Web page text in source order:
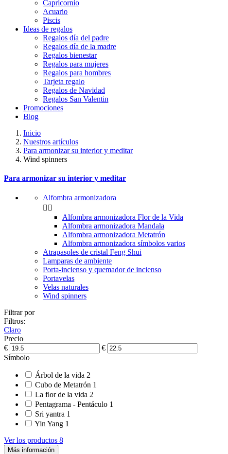
Capricornio
Acuario
Piscis
Ideas de regalos
Regalos día del padre
Regalos día de la madre
Regalos bienestar
Regalos para mujeres
Regalos para hombres
Tarjeta regalo
Regalos de Navidad
Regalos San Valentin
Promociones
Blog
Inicio
Nuestros artículos
Para armonizar su interior y meditar
Wind spinners
Para armonizar su interior y meditar
Alfombra armonizadora
 
Alfombra armonizadora Flor de la Vida
Alfombra armonizadora Mandala
Alfombra armonizadora Metatrón
Alfombra armonizadora símbolos varios
Atrapasoles de cristal Feng Shui
Lamparas de ambiente
Porta-incienso y quemador de incienso
Portavelas
Velas naturales
Wind spinners
Filtrar por
Filtros:
Claro
Precio
€
€
Símbolo
Árbol de la vida 2
Cubo de Metatrón 1
La flor de la vida 2
Pentagrama - Pentáculo 1
Sri yantra 1
Yin Yang 1
Ver los productos 8
Más información